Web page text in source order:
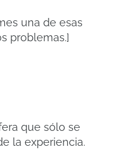
una de esas
problemas.]
que sólo se
la experiencia.